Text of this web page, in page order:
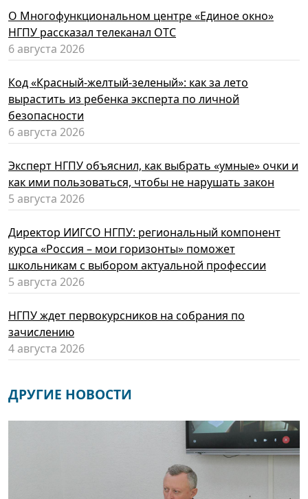
О Многофункциональном центре «Единое окно»
НГПУ рассказал телеканал ОТС
6 августа 2026
Код «Красный-желтый-зеленый»: как за лето
вырастить из ребенка эксперта по личной
безопасности
6 августа 2026
Эксперт НГПУ объяснил, как выбрать «умные» очки и
как ими пользоваться, чтобы не нарушать закон
5 августа 2026
Директор ИИГСО НГПУ: региональный компонент
курса «Россия – мои горизонты» поможет
школьникам с выбором актуальной профессии
5 августа 2026
НГПУ ждет первокурсников на собрания по
зачислению
4 августа 2026
ДРУГИЕ НОВОСТИ